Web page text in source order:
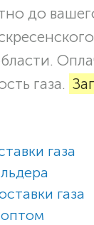
до
газа.
газа
газа
оптом